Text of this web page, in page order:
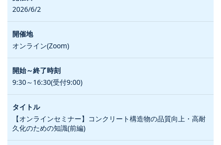
2026/6/2
オンライン(Zoom)
9:30～16:30(受付9:00)
【オンラインセミナー】コンクリート構造物の品質向上・高耐
久化のための知識(前編)